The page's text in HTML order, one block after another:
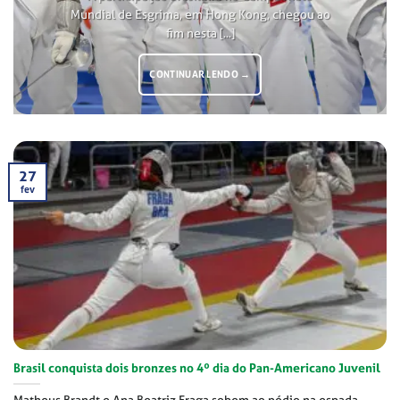
Mundial de Esgrima, em Hong Kong, chegou ao
fim nesta [...]
CONTINUAR LENDO →
Brasil conquista dois bronzes no 4º dia do Pan-Americano Juvenil
27
fev